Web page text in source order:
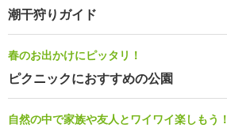
潮干狩りガイド
春のお出かけにピッタリ！
ピクニックにおすすめの公園
自然の中で家族や友人とワイワイ楽しもう！